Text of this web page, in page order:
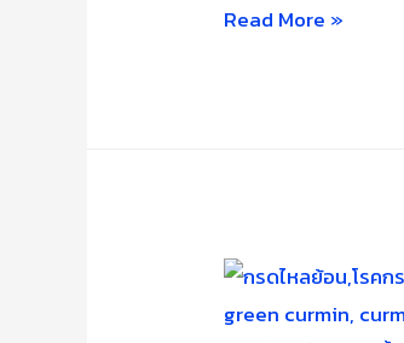
โรค
กัน
อย่างไร
Read More »